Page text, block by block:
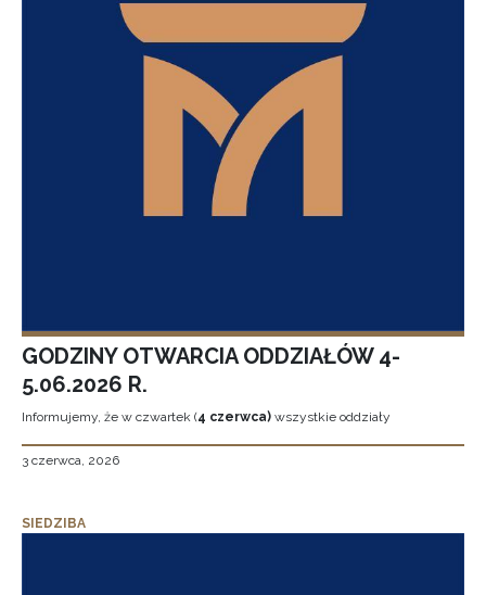
GODZINY OTWARCIA ODDZIAŁÓW 4-
5.06.2026 R.
Informujemy, że w czwartek (4 czerwca) wszystkie oddziały
3 czerwca, 2026
SIEDZIBA